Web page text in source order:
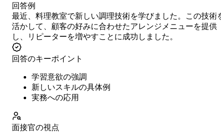
回答例
最近、料理教室で新しい調理技術を学びました。この技術
活かして、顧客の好みに合わせたアレンジメニューを提供
し、リピーターを増やすことに成功しました。
回答のキーポイント
学習意欲の強調
新しいスキルの具体例
実務への応用
面接官の視点